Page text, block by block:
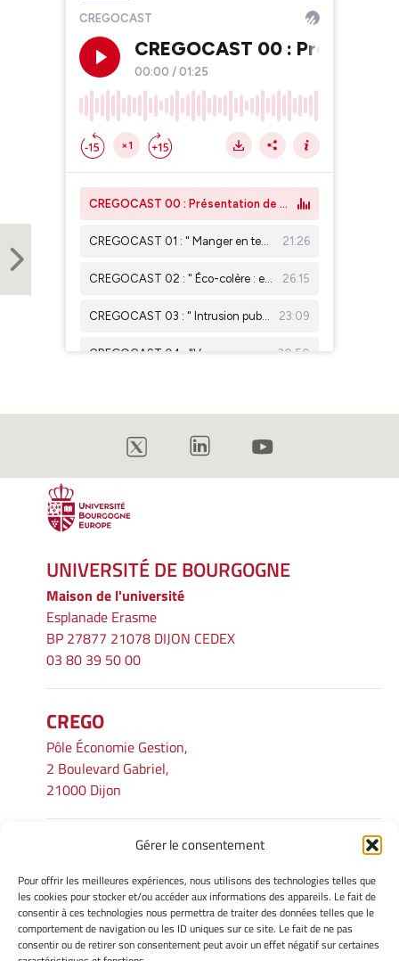
Gérer le consentement
Pour offrir les meilleures expériences, nous utilisons des technologies telles que
les cookies pour stocker et/ou accéder aux informations des appareils. Le fait de
consentir à ces technologies nous permettra de traiter des données telles que le
comportement de navigation ou les ID uniques sur ce site. Le fait de ne pas
consentir ou de retirer son consentement peut avoir un effet négatif sur certaines
UNIVERSITÉ DE BOURGOGNE
Maison de l'université
Esplanade Erasme
BP 27877 21078 DIJON CEDEX
03 80 39 50 00
CREGO
Pôle Économie Gestion,
2 Boulevard Gabriel,
21000 Dijon
INFORMATIONS LÉGALES
Mentions légales
Gérer mes cookies
Avertissement